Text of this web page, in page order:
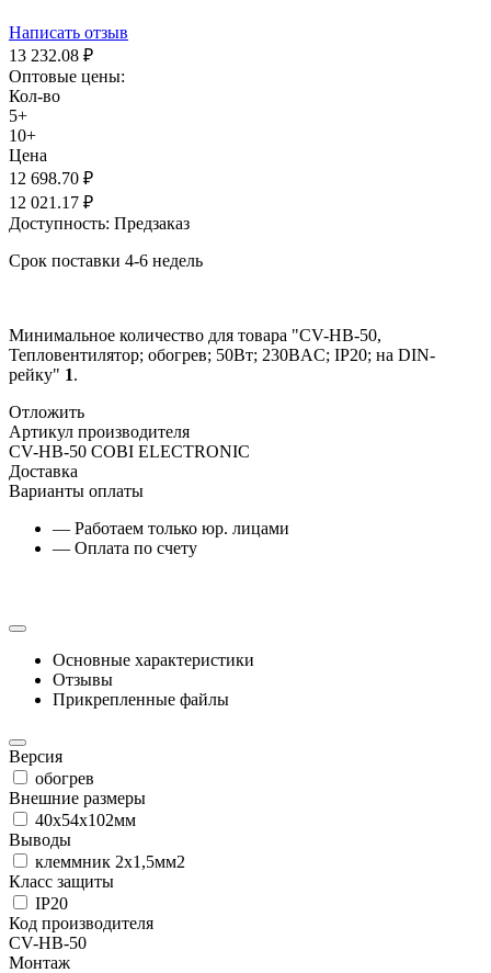
Написать отзыв
13 232.08 ₽
Оптовые цены:
Кол-во
5+
10+
Цена
12 698.70 ₽
12 021.17 ₽
Доступность: Предзаказ
Срок поставки 4-6 недель
Минимальное количество для товара "CV-HB-50,
Тепловентилятор; обогрев; 50Вт; 230ВAC; IP20; на DIN-
рейку" 1.
Отложить
Артикул производителя
CV-HB-50 COBI ELECTRONIC
Доставка
Варианты оплаты
— Работаем только юр. лицами
— Оплата по счету
Основные характеристики
Отзывы
Прикрепленные файлы
Версия
обогрев
Внешние размеры
40x54x102мм
Выводы
клеммник 2x1,5мм2
Класс защиты
IP20
Код производителя
CV-HB-50
Монтаж